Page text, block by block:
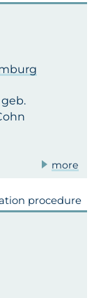
more
procedure